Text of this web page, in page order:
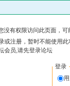
没有权限访问此页面，
或注册，暂时不能使用此
会员,请先登录论坛
登录